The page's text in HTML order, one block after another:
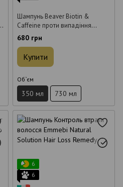
Шампунь Beaver Biotin &
Caffeine проти випадіння
волосся 350 мл
680 грн
Купити
Об`єм
350 мл 730 мл
6
6